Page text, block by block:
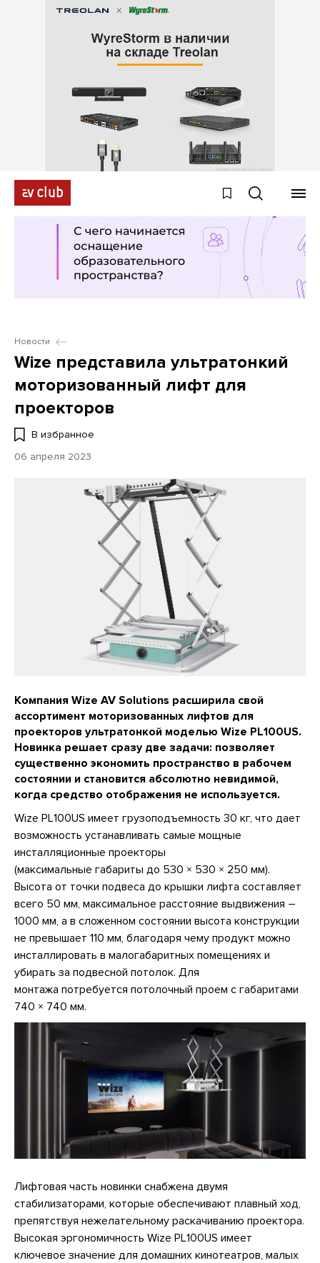
Новости
Wize представила ультратонкий
моторизованный лифт для
проекторов
В избранное
06 апреля 2023
Компания Wize AV Solutions расширила свой
ассортимент моторизованных лифтов для
проекторов ультратонкой моделью Wize PL100US.
Новинка решает сразу две задачи: позволяет
существенно экономить пространство в рабочем
состоянии и становится абсолютно невидимой,
когда средство отображения не используется.
Wize PL100US имеет грузоподъемность 30 кг, что дает
возможность устанавливать самые мощные
инсталляционные проекторы
(максимальные габариты до 530 × 530 × 250 мм).
Высота от точки подвеса до крышки лифта составляет
всего 50 мм, максимальное расстояние выдвижения –
1000 мм, а в сложенном состоянии высота конструкции
не превышает 110 мм, благодаря чему продукт можно
инсталлировать в малогабаритных помещениях и
убирать за подвесной потолок. Для
монтажа потребуется потолочный проем с габаритами
740 × 740 мм.
Лифтовая часть новинки снабжена двумя
стабилизаторами, которые обеспечивают плавный ход,
препятствуя нежелательному раскачиванию проектора.
Высокая эргономичность Wize PL100US имеет
ключевое значение для домашних кинотеатров, малых